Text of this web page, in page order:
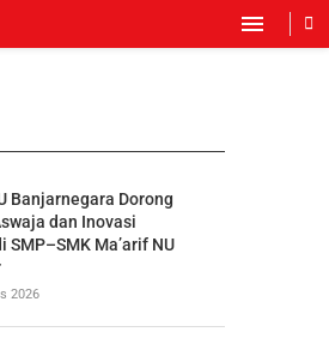
Banjarnegara Dorong
dan Inovasi
SMP–SMK Ma’arif NU
2026